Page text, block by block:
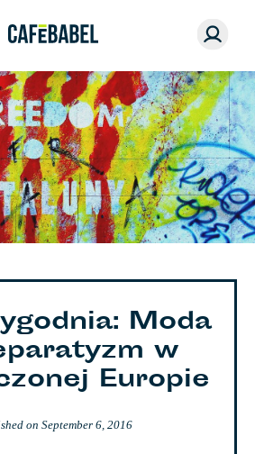
Moda
w
Europie
on September 6, 2016